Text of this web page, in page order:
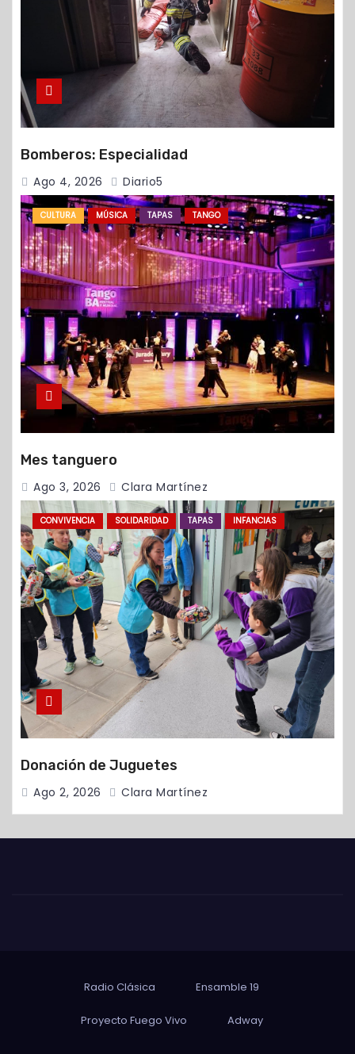
Bomberos: Especialidad
Ago 4, 2026 Diario5
CULTURA MÚSICA TAPAS TANGO
Mes tanguero
Ago 3, 2026 Clara Martínez
CONVIVENCIA SOLIDARIDAD TAPAS INFANCIAS
Donación de Juguetes
Ago 2, 2026 Clara Martínez
Radio Clásica Ensamble 19
Proyecto Fuego Vivo Adway